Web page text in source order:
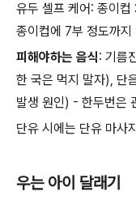
유두 셀프 케어: 종이
종이컵에 7부 정도까
피해야하는 음식: 기름
한 국은 먹지 말자), 단
발생 원인) - 한두번은
단유 시에는 단유 마사
우는 아이 달래기